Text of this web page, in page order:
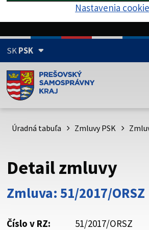
Nastavenia
SKPSK
Doména psk.sk je oficiálna
Toto je oficiálna webová stránka
psk.sk.
Buďte pozorní a vždy sa uistite, že
cez zabezpečenú webovú stránku.
vždy začína https:// pred názvom
Úradná tabuľa Zmluvy PSK
Detail zmluvy
Zmluva: 51/2017/ORSZ
Číslo v RZ:
51/2017/ORSZ